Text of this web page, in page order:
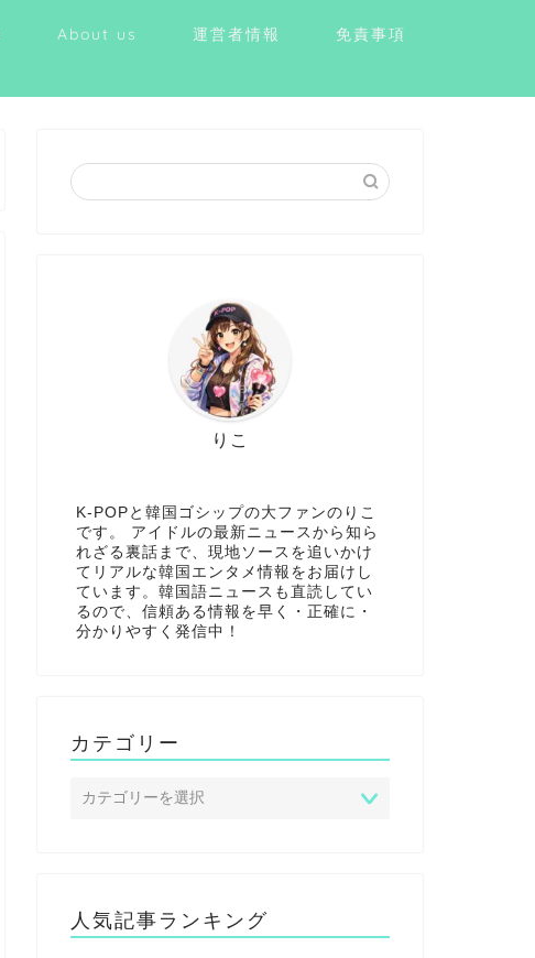
About us 運営者情報 免責事項
りこ
K-POPと韓国ゴシップの大ファンのりこ
です。 アイドルの最新ニュースから知ら
れざる裏話まで、現地ソースを追いかけ
てリアルな韓国エンタメ情報をお届けし
ています。韓国語ニュースも直読してい
るので、信頼ある情報を早く・正確に・
分かりやすく発信中！
カテゴリー
人気記事ランキング